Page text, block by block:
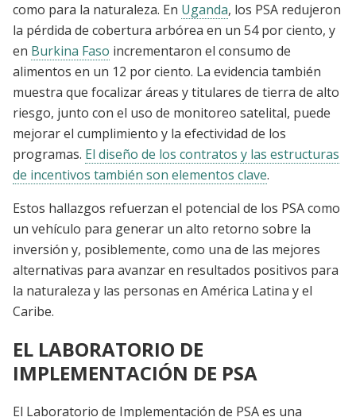
como para la naturaleza. En Uganda, los PSA redujeron
la pérdida de cobertura arbórea en un 54 por ciento, y
en Burkina Faso incrementaron el consumo de
alimentos en un 12 por ciento. La evidencia también
muestra que focalizar áreas y titulares de tierra de alto
riesgo, junto con el uso de monitoreo satelital, puede
mejorar el cumplimiento y la efectividad de los
programas. El diseño de los contratos y las estructuras
de incentivos también son elementos clave.
Estos hallazgos refuerzan el potencial de los PSA como
un vehículo para generar un alto retorno sobre la
inversión y, posiblemente, como una de las mejores
alternativas para avanzar en resultados positivos para
la naturaleza y las personas en América Latina y el
Caribe.
EL LABORATORIO DE
IMPLEMENTACIÓN DE PSA
El Laboratorio de Implementación de PSA es una